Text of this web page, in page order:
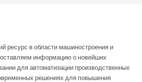
ресурс в области машиностроения и
информацию о новейших
для автоматизации производственных
решениях для повышения